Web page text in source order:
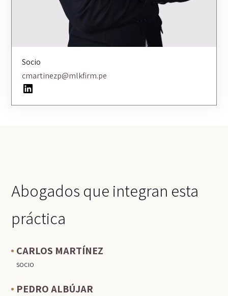
Socio
cmartinezp@mlkfirm.pe
Abogados que integran esta
práctica
CARLOS MARTÍNEZ
SOCIO
PEDRO ALBÚJAR